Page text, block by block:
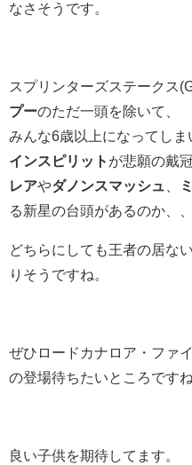
なさそうです。
スプリンターズステークス
プーのただ一頭を除いて、
みんな6歳以上になってしま
インスピリット が悲願の戴
レアやダノンスマッシュ
る新星の台頭があるのか、、
どちらにしても王者の居な
りそうですね。
ぜひロードカナロア・ファ
の登場待ちたいところです
良い子供を期待してます。